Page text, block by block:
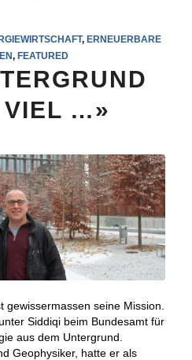
, ERNEUERBARE
, FEATURED
VIEL …»
gewissermassen seine Mission.
Siddiqi beim Bundesamt für
aus dem Untergrund.
Geophysiker, hatte er als